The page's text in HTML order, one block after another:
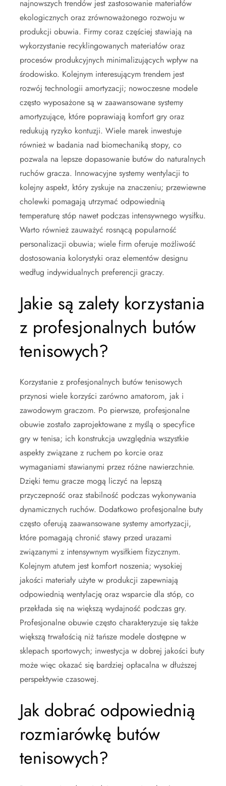
najnowszych trendów jest zastosowanie materiałów
ekologicznych oraz zrównoważonego rozwoju w
produkcji obuwia. Firmy coraz częściej stawiają na
wykorzystanie recyklingowanych materiałów oraz
procesów produkcyjnych minimalizujących wpływ na
środowisko. Kolejnym interesującym trendem jest
rozwój technologii amortyzacji; nowoczesne modele
często wyposażone są w zaawansowane systemy
amortyzujące, które poprawiają komfort gry oraz
redukują ryzyko kontuzji. Wiele marek inwestuje
również w badania nad biomechaniką stopy, co
pozwala na lepsze dopasowanie butów do naturalnych
ruchów gracza. Innowacyjne systemy wentylacji to
kolejny aspekt, który zyskuje na znaczeniu; przewiewne
cholewki pomagają utrzymać odpowiednią
temperaturę stóp nawet podczas intensywnego wysiłku.
Warto również zauważyć rosnącą popularność
personalizacji obuwia; wiele firm oferuje możliwość
dostosowania kolorystyki oraz elementów designu
według indywidualnych preferencji graczy.
Jakie są zalety korzystania
z profesjonalnych butów
tenisowych?
Korzystanie z profesjonalnych butów tenisowych
przynosi wiele korzyści zarówno amatorom, jak i
zawodowym graczom. Po pierwsze, profesjonalne
obuwie zostało zaprojektowane z myślą o specyfice
gry w tenisa; ich konstrukcja uwzględnia wszystkie
aspekty związane z ruchem po korcie oraz
wymaganiami stawianymi przez różne nawierzchnie.
Dzięki temu gracze mogą liczyć na lepszą
przyczepność oraz stabilność podczas wykonywania
dynamicznych ruchów. Dodatkowo profesjonalne buty
często oferują zaawansowane systemy amortyzacji,
które pomagają chronić stawy przed urazami
związanymi z intensywnym wysiłkiem fizycznym.
Kolejnym atutem jest komfort noszenia; wysokiej
jakości materiały użyte w produkcji zapewniają
odpowiednią wentylację oraz wsparcie dla stóp, co
przekłada się na większą wydajność podczas gry.
Profesjonalne obuwie często charakteryzuje się także
większą trwałością niż tańsze modele dostępne w
sklepach sportowych; inwestycja w dobrej jakości buty
może więc okazać się bardziej opłacalna w dłuższej
perspektywie czasowej.
Jak dobrać odpowiednią
rozmiarówkę butów
tenisowych?